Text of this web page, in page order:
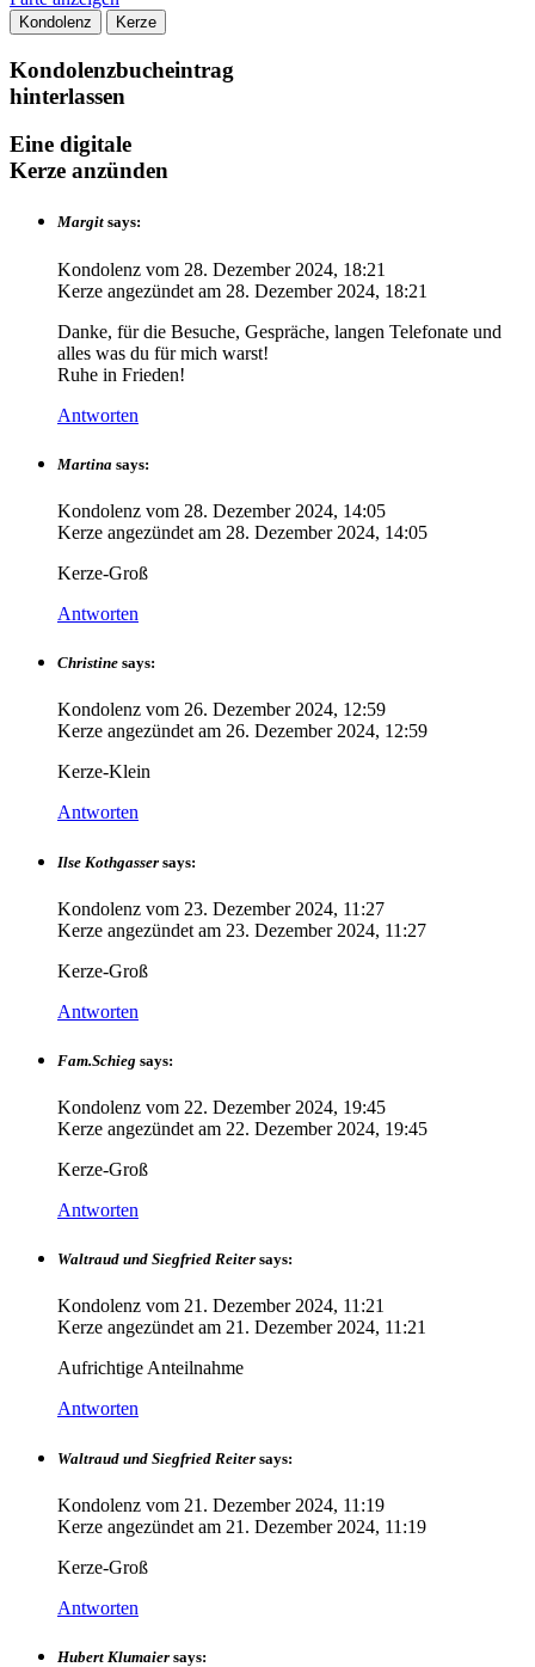
Kondolenz Kerze
Kondolenzbucheintrag
hinterlassen
Eine digitale
Kerze anzünden
Margit says:
Kondolenz vom 28. Dezember 2024, 18:21
Kerze angezündet am 28. Dezember 2024, 18:21
Danke, für die Besuche, Gespräche, langen Telefonate und
alles was du für mich warst!
Ruhe in Frieden!
Antworten
Martina says:
Kondolenz vom 28. Dezember 2024, 14:05
Kerze angezündet am 28. Dezember 2024, 14:05
Kerze-Groß
Antworten
Christine says:
Kondolenz vom 26. Dezember 2024, 12:59
Kerze angezündet am 26. Dezember 2024, 12:59
Kerze-Klein
Antworten
Ilse Kothgasser says:
Kondolenz vom 23. Dezember 2024, 11:27
Kerze angezündet am 23. Dezember 2024, 11:27
Kerze-Groß
Antworten
Fam.Schieg says:
Kondolenz vom 22. Dezember 2024, 19:45
Kerze angezündet am 22. Dezember 2024, 19:45
Kerze-Groß
Antworten
Waltraud und Siegfried Reiter says:
Kondolenz vom 21. Dezember 2024, 11:21
Kerze angezündet am 21. Dezember 2024, 11:21
Aufrichtige Anteilnahme
Antworten
Waltraud und Siegfried Reiter says:
Kondolenz vom 21. Dezember 2024, 11:19
Kerze angezündet am 21. Dezember 2024, 11:19
Kerze-Groß
Antworten
Hubert Klumaier says: